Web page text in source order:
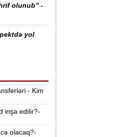
olunub” -
yol
iranlı və 18
-
- Kim
inşa edilir?-
olacaq?-